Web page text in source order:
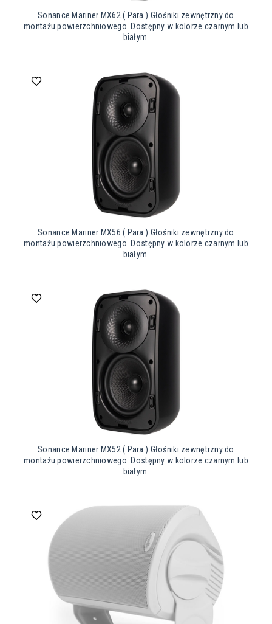
Sonance Mariner MX62 ( Para ) Głośniki zewnętrzny do
montażu powierzchniowego. Dostępny w kolorze czarnym lub
białym.
Sonance Mariner MX56 ( Para ) Głośniki zewnętrzny do
montażu powierzchniowego. Dostępny w kolorze czarnym lub
białym.
Sonance Mariner MX52 ( Para ) Głośniki zewnętrzny do
montażu powierzchniowego. Dostępny w kolorze czarnym lub
białym.